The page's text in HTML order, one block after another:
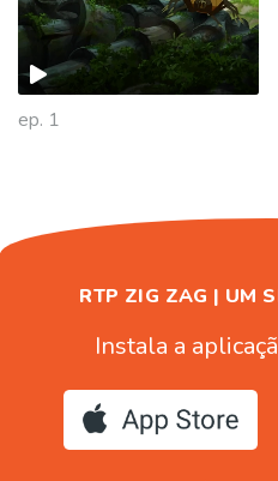
ep. 1
RTP ZIG ZAG | UM
Instala a